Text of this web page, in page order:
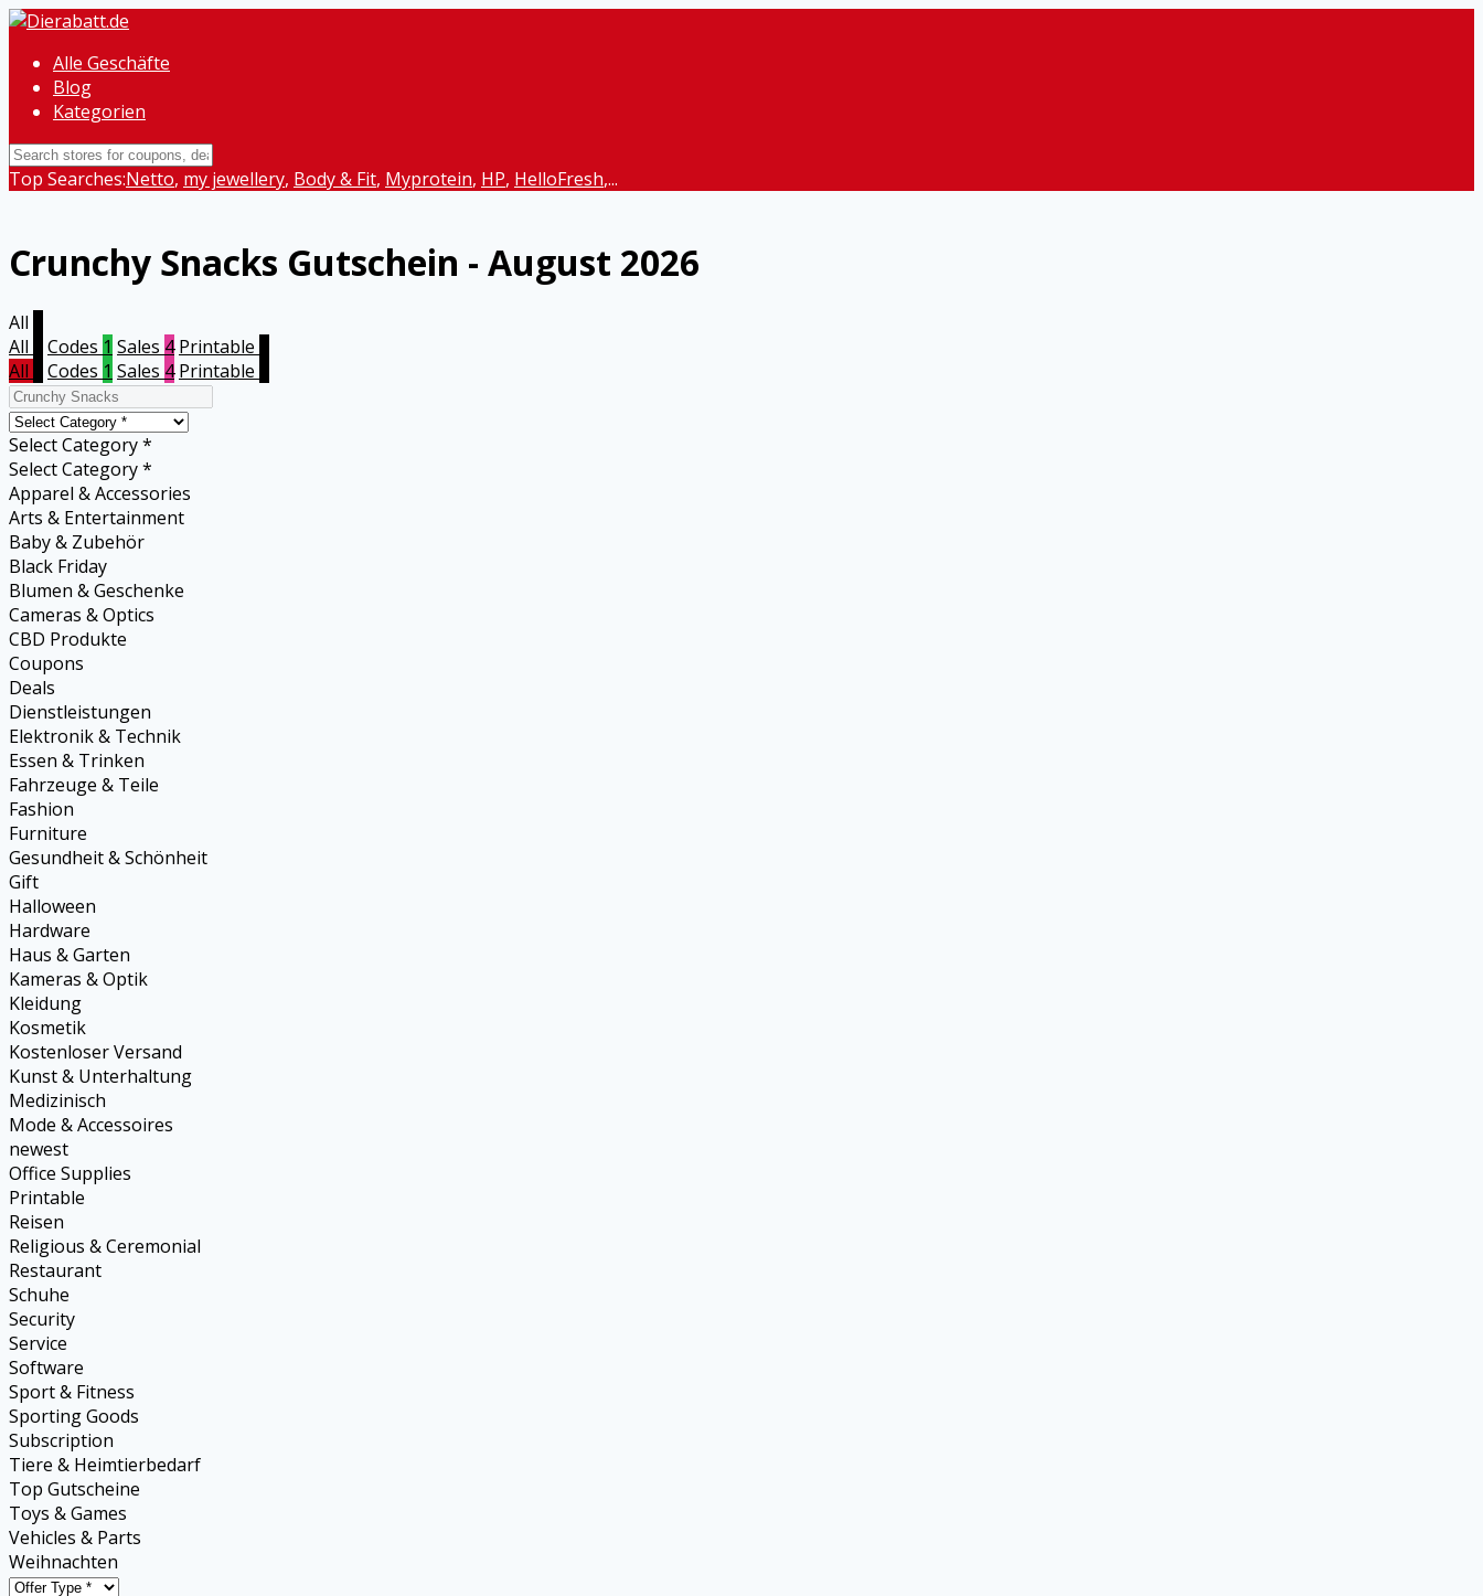
Alle Geschäfte
Blog
Kategorien
Top Searches:Netto, my jewellery, Body & Fit, Myprotein, HP, HelloFresh,...
Crunchy Snacks Gutschein - August 2026
All
All
Codes 1 Sales 4 Printable
All
Codes 1 Sales 4 Printable
Select Category *
Select Category *
Apparel & Accessories
Arts & Entertainment
Baby & Zubehör
Black Friday
Blumen & Geschenke
Cameras & Optics
CBD Produkte
Coupons
Deals
Dienstleistungen
Elektronik & Technik
Essen & Trinken
Fahrzeuge & Teile
Fashion
Furniture
Gesundheit & Schönheit
Gift
Halloween
Hardware
Haus & Garten
Kameras & Optik
Kleidung
Kosmetik
Kostenloser Versand
Kunst & Unterhaltung
Medizinisch
Mode & Accessoires
newest
Office Supplies
Printable
Reisen
Religious & Ceremonial
Restaurant
Schuhe
Security
Service
Software
Sport & Fitness
Sporting Goods
Subscription
Tiere & Heimtierbedarf
Top Gutscheine
Toys & Games
Vehicles & Parts
Weihnachten